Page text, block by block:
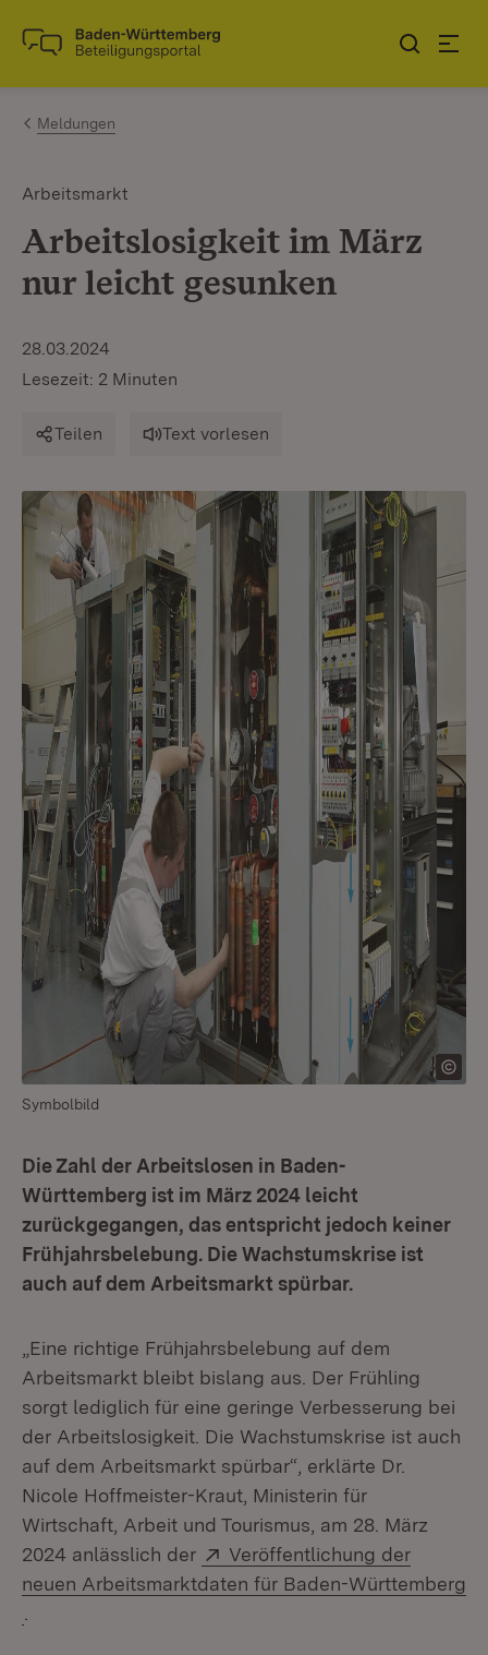
Zum Inhalt springen
Link zur Startseite
Meldungen
Arbeitsmarkt
Arbeitslosigkeit im März
nur leicht gesunken
28.03.2024
Lesezeit: 2 Minuten
Teilen Text vorlesen
Symbolbild
Die Zahl der Arbeitslosen in Baden-
Württemberg ist im März 2024 leicht
zurückgegangen, das entspricht jedoch keiner
Frühjahrsbelebung. Die Wachstumskrise ist
auch auf dem Arbeitsmarkt spürbar.
„Eine richtige Frühjahrsbelebung auf dem
Arbeitsmarkt bleibt bislang aus. Der Frühling
sorgt lediglich für eine geringe Verbesserung bei
der Arbeitslosigkeit. Die Wachstumskrise ist auch
auf dem Arbeitsmarkt spürbar“, erklärte Dr.
Nicole Hoffmeister-Kraut, Ministerin für
Wirtschaft, Arbeit und Tourismus, am 28. März
2024 anlässlich der
Extern:
Veröffentlichung der
neuen Arbeitsmarktdaten für Baden-Württemberg